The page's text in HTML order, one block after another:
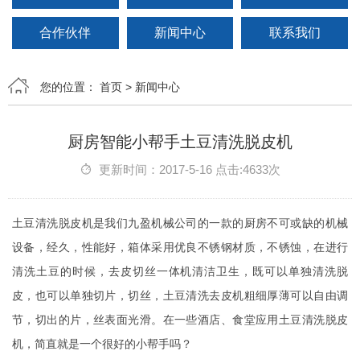
合作伙伴 新闻中心 联系我们
您的位置： 首页 > 新闻中心
厨房智能小帮手土豆清洗脱皮机
更新时间：2017-5-16 点击:4633次
土豆清洗脱皮机是我们九盈机械公司的一款的厨房不可或缺的机械
设备，经久，性能好，箱体采用优良不锈钢材质，不锈蚀，在进行
清洗土豆的时候，去皮切丝一体机清洁卫生，既可以单独清洗脱
皮，也可以单独切片，切丝，土豆清洗去皮机粗细厚薄可以自由调
节，切出的片，丝表面光滑。在一些酒店、食堂应用土豆清洗脱皮
机，简直就是一个很好的小帮手吗？